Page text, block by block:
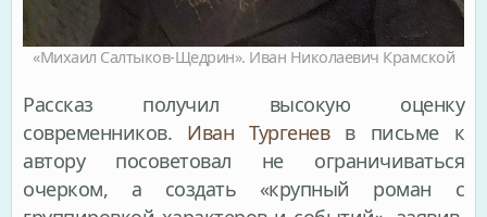
«Михаил Салтыков-Щедрин». Иван Николаевич Крамской
Рассказ получил высокую оценку
современников. Иван Тургеневв письме к
автору посоветовал не ограничиваться
очерком, а создать «крупный роман с